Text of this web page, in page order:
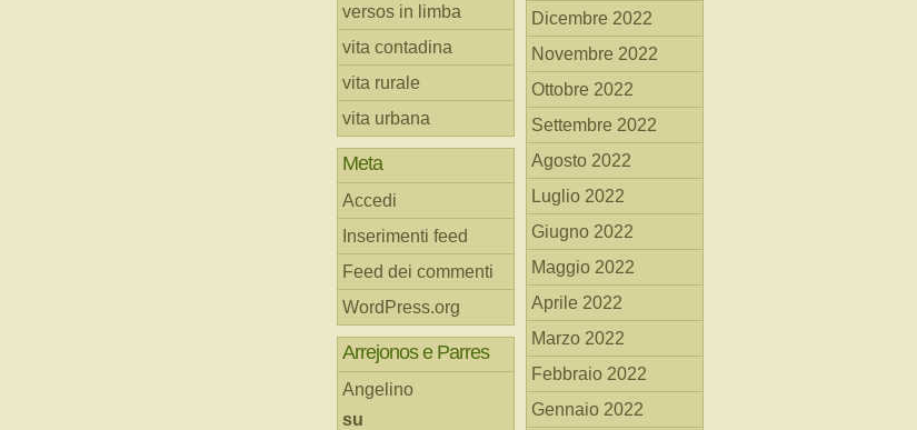
versos in limba
vita contadina
vita rurale
vita urbana
Meta
Accedi
Inserimenti feed
Feed dei commenti
WordPress.org
Arrejonos e Parres
Angelino
su
Dicembre 2022
Novembre 2022
Ottobre 2022
Settembre 2022
Agosto 2022
Luglio 2022
Giugno 2022
Maggio 2022
Aprile 2022
Marzo 2022
Febbraio 2022
Gennaio 2022